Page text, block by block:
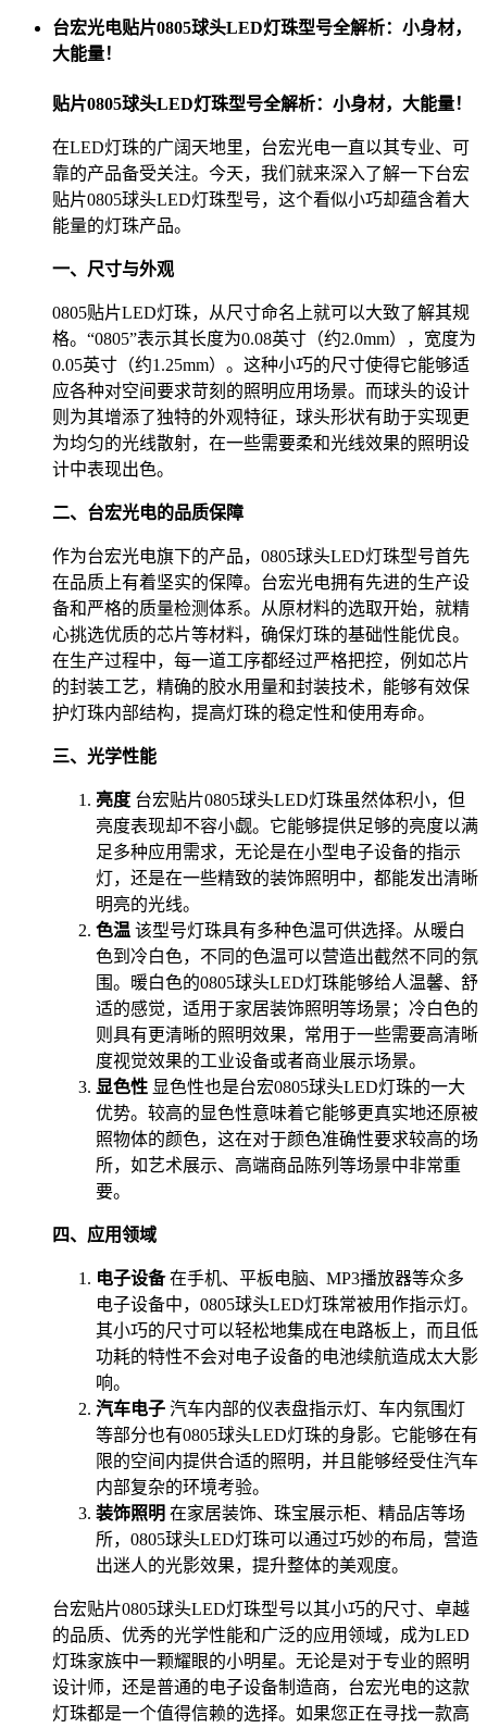
台宏光电贴片0805球头LED灯珠型号全解析：小身材，
大能量！
贴片0805球头LED灯珠型号全解析：小身材，大能量！
在LED灯珠的广阔天地里，台宏光电一直以其专业、可
靠的产品备受关注。今天，我们就来深入了解一下台宏
贴片0805球头LED灯珠型号，这个看似小巧却蕴含着大
能量的灯珠产品。
一、尺寸与外观
0805贴片LED灯珠，从尺寸命名上就可以大致了解其规
格。“0805”表示其长度为0.08英寸（约2.0mm），宽度为
0.05英寸（约1.25mm）。这种小巧的尺寸使得它能够适
应各种对空间要求苛刻的照明应用场景。而球头的设计
则为其增添了独特的外观特征，球头形状有助于实现更
为均匀的光线散射，在一些需要柔和光线效果的照明设
计中表现出色。
二、台宏光电的品质保障
作为台宏光电旗下的产品，0805球头LED灯珠型号首先
在品质上有着坚实的保障。台宏光电拥有先进的生产设
备和严格的质量检测体系。从原材料的选取开始，就精
心挑选优质的芯片等材料，确保灯珠的基础性能优良。
在生产过程中，每一道工序都经过严格把控，例如芯片
的封装工艺，精确的胶水用量和封装技术，能够有效保
护灯珠内部结构，提高灯珠的稳定性和使用寿命。
三、光学性能
亮度 台宏贴片0805球头LED灯珠虽然体积小，但
亮度表现却不容小觑。它能够提供足够的亮度以满
足多种应用需求，无论是在小型电子设备的指示
灯，还是在一些精致的装饰照明中，都能发出清晰
明亮的光线。
色温 该型号灯珠具有多种色温可供选择。从暖白
色到冷白色，不同的色温可以营造出截然不同的氛
围。暖白色的0805球头LED灯珠能够给人温馨、舒
适的感觉，适用于家居装饰照明等场景；冷白色的
则具有更清晰的照明效果，常用于一些需要高清晰
度视觉效果的工业设备或者商业展示场景。
显色性 显色性也是台宏0805球头LED灯珠的一大
优势。较高的显色性意味着它能够更真实地还原被
照物体的颜色，这在对于颜色准确性要求较高的场
所，如艺术展示、高端商品陈列等场景中非常重
要。
四、应用领域
电子设备在手机、平板电脑、MP3播放器等众多
电子设备中，0805球头LED灯珠常被用作指示灯。
其小巧的尺寸可以轻松地集成在电路板上，而且低
功耗的特性不会对电子设备的电池续航造成太大影
响。
汽车电子 汽车内部的仪表盘指示灯、车内氛围灯
等部分也有0805球头LED灯珠的身影。它能够在有
限的空间内提供合适的照明，并且能够经受住汽车
内部复杂的环境考验。
装饰照明 在家居装饰、珠宝展示柜、精品店等场
所，0805球头LED灯珠可以通过巧妙的布局，营造
出迷人的光影效果，提升整体的美观度。
台宏贴片0805球头LED灯珠型号以其小巧的尺寸、卓越
的品质、优秀的光学性能和广泛的应用领域，成为LED
灯珠家族中一颗耀眼的小明星。无论是对于专业的照明
设计师，还是普通的电子设备制造商，台宏光电的这款
灯珠都是一个值得信赖的选择。如果您正在寻找一款高